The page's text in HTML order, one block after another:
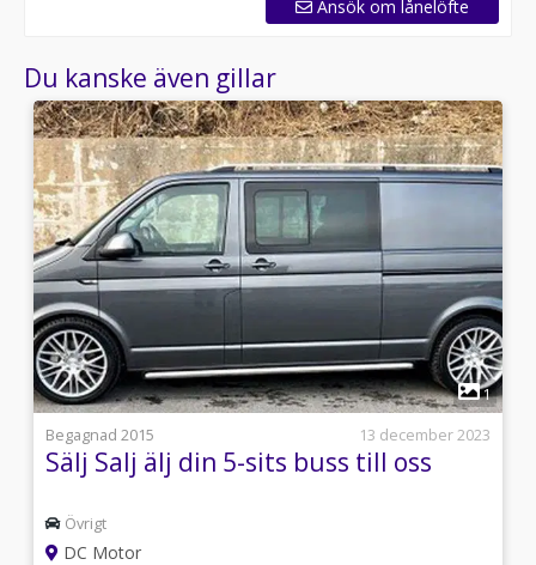
Ansök om lånelöfte
Du kanske även gillar
1
Begagnad 2015
13 december 2023
Sälj Salj älj din 5-sits buss till oss
Övrigt
DC Motor